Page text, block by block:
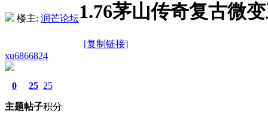
楼主: 润芒论坛1.76茅山传奇复古微
[复制链接]
xu6866824
0
主题
25
帖子
25
积分